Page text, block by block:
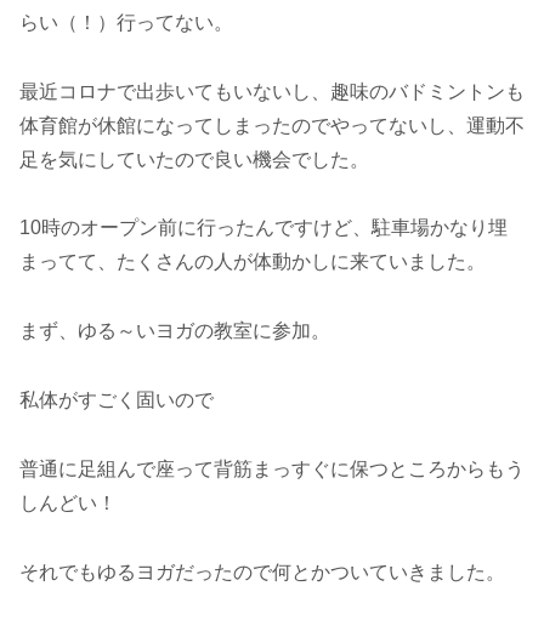
らい（！）行ってない。
最近コロナで出歩いてもいないし、趣味のバドミントンも
体育館が休館になってしまったのでやってないし、運動不
足を気にしていたので良い機会でした。
10時のオープン前に行ったんですけど、駐車場かなり埋
まってて、たくさんの人が体動かしに来ていました。
まず、ゆる～いヨガの教室に参加。
私体がすごく固いので
普通に足組んで座って背筋まっすぐに保つところからもう
しんどい！
それでもゆるヨガだったので何とかついていきました。